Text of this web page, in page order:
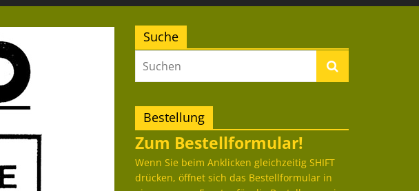
Suche
Bestellung
Zum Bestellformular!
Wenn Sie beim Anklicken gleichzeitig SHIFT
drücken, öffnet sich das Bestellformular in